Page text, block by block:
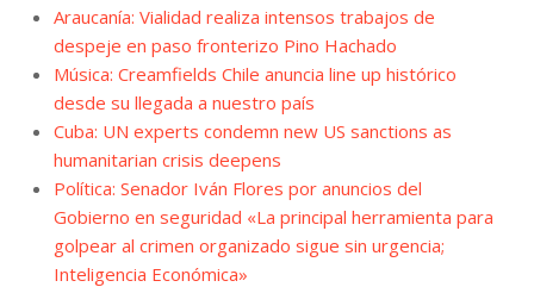
Araucanía: Vialidad realiza intensos trabajos de
despeje en paso fronterizo Pino Hachado
Música: Creamfields Chile anuncia line up histórico
desde su llegada a nuestro país
Cuba: UN experts condemn new US sanctions as
humanitarian crisis deepens
Política: Senador Iván Flores por anuncios del
Gobierno en seguridad «La principal herramienta para
golpear al crimen organizado sigue sin urgencia;
Inteligencia Económica»